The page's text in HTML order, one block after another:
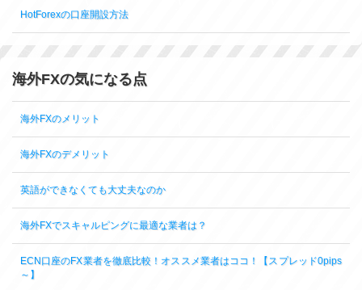
HotForexの口座開設方法
海外FXの気になる点
海外FXのメリット
海外FXのデメリット
英語ができなくても大丈夫なのか
海外FXでスキャルピングに最適な業者は？
ECN口座のFX業者を徹底比較！オススメ業者はココ！【スプレッド0pips
～】